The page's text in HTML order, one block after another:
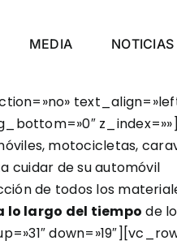
MEDIA NOTICIAS
z_index=»»]
motocicletas,
cuidar de su automóvil
de todos los
lo largo del tiempo de